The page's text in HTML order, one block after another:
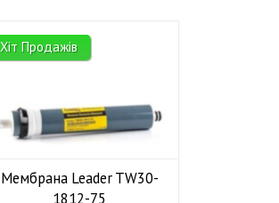
Хіт Продажів
Мембрана Leader TW30-
1812-75